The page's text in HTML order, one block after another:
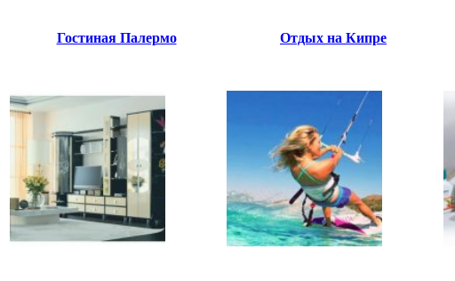
Гостиная Палермо Отдых на Кипре